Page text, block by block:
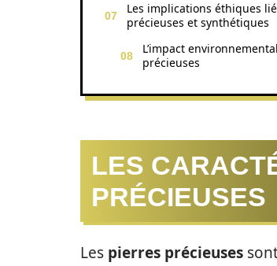
Les implications éthiques
précieuses et synthétiques
L’impact
précieuses
LES
PRÉCIEUSES
Les pierres précieuses